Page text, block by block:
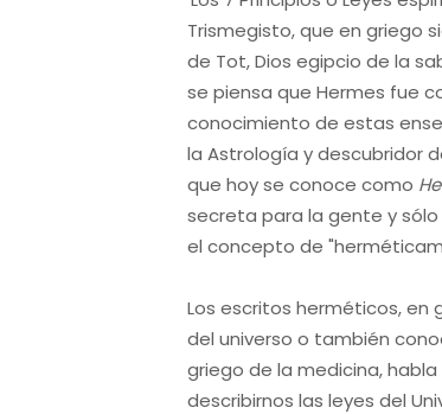
Trismegisto, que en griego
de Tot, Dios egipcio de la
se piensa que Hermes fue
conocimiento de estas
la Astrología y descubridor
que hoy se conoce como
secreta para la gente y
el concepto de
Los escritos herméticos,
del universo o también
griego de la medicina,
describirnos las leyes del